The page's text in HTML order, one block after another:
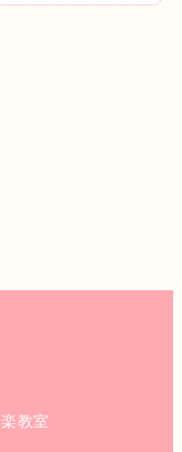
教室